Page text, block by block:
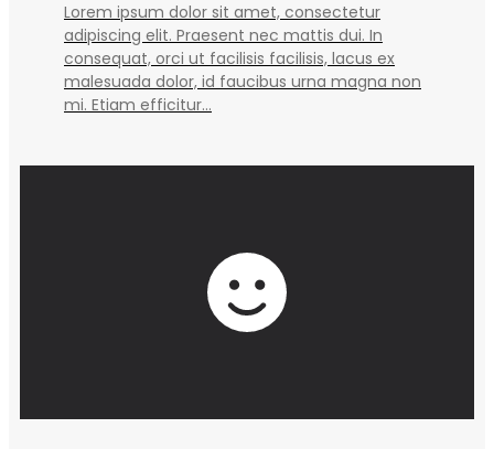
Lorem ipsum dolor sit amet, consectetur
adipiscing elit. Praesent nec mattis dui. In
consequat, orci ut facilisis facilisis, lacus ex
malesuada dolor, id faucibus urna magna non
mi. Etiam efficitur...